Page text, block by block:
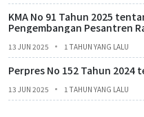
KMA No 91 Tahun 2025
Pengembangan Pesantren
13 JUN 2025 1 TAHUN YANG LALU
Perpres No 152 Tahun 2024
13 JUN 2025 1 TAHUN YANG LALU